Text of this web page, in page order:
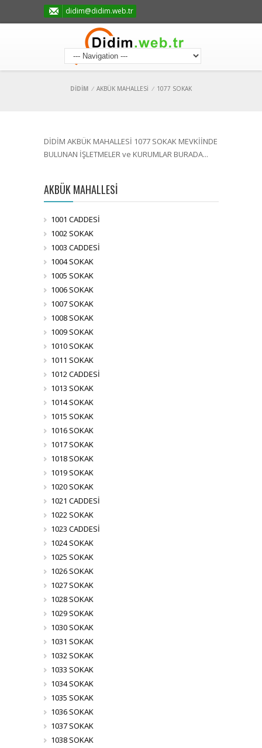
didim@didim.web.tr
DİDİM / AKBÜK MAHALLESİ / 1077 SOKAK
DİDİM AKBÜK MAHALLESİ 1077 SOKAK MEVKİİNDE
BULUNAN İŞLETMELER ve KURUMLAR BURADA...
AKBÜK MAHALLESİ
1001 CADDESİ
1002 SOKAK
1003 CADDESİ
1004 SOKAK
1005 SOKAK
1006 SOKAK
1007 SOKAK
1008 SOKAK
1009 SOKAK
1010 SOKAK
1011 SOKAK
1012 CADDESİ
1013 SOKAK
1014 SOKAK
1015 SOKAK
1016 SOKAK
1017 SOKAK
1018 SOKAK
1019 SOKAK
1020 SOKAK
1021 CADDESİ
1022 SOKAK
1023 CADDESİ
1024 SOKAK
1025 SOKAK
1026 SOKAK
1027 SOKAK
1028 SOKAK
1029 SOKAK
1030 SOKAK
1031 SOKAK
1032 SOKAK
1033 SOKAK
1034 SOKAK
1035 SOKAK
1036 SOKAK
1037 SOKAK
1038 SOKAK